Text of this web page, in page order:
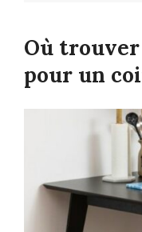
Où
pour un